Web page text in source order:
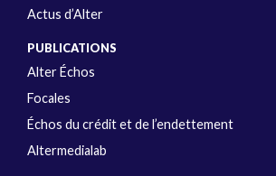
Actus d’Alter
PUBLICATIONS
Alter Échos
Focales
Échos du crédit et de l’endettement
Altermedialab